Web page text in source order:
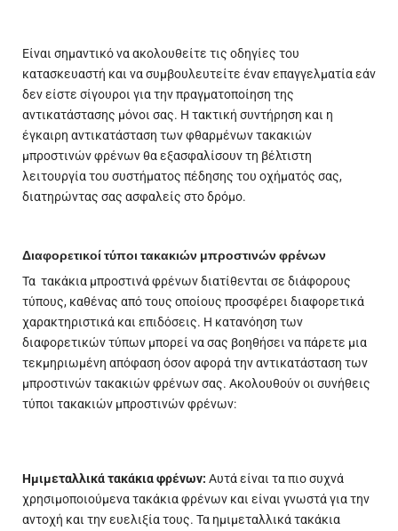
Είναι σημαντικό να ακολουθείτε τις οδηγίες του
κατασκευαστή και να συμβουλευτείτε έναν επαγγελματία εάν
δεν είστε σίγουροι για την πραγματοποίηση της
αντικατάστασης μόνοι σας. Η τακτική συντήρηση και η
έγκαιρη αντικατάσταση των φθαρμένων τακακιών
μπροστινών φρένων θα εξασφαλίσουν τη βέλτιστη
λειτουργία του συστήματος πέδησης του οχήματός σας,
διατηρώντας σας ασφαλείς στο δρόμο.
Διαφορετικοί τύποι τακακιών μπροστινών φρένων
Τα τακάκια μπροστινά φρένων διατίθενται σε διάφορους
τύπους, καθένας από τους οποίους προσφέρει διαφορετικά
χαρακτηριστικά και επιδόσεις. Η κατανόηση των
διαφορετικών τύπων μπορεί να σας βοηθήσει να πάρετε μια
τεκμηριωμένη απόφαση όσον αφορά την αντικατάσταση των
μπροστινών τακακιών φρένων σας. Ακολουθούν οι συνήθεις
τύποι τακακιών μπροστινών φρένων:
Ημιμεταλλικά τακάκια φρένων: Αυτά είναι τα πιο συχνά
χρησιμοποιούμενα τακάκια φρένων και είναι γνωστά για την
αντοχή και την ευελιξία τους. Τα ημιμεταλλικά τακάκια